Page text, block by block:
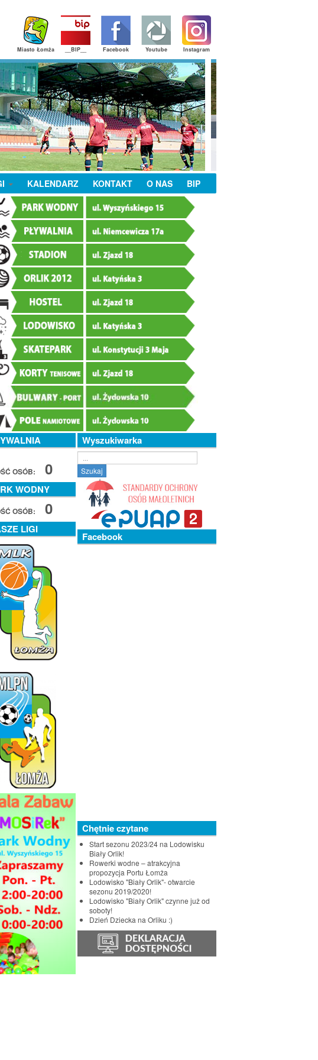
Instagram
Youtube
Facebook
__BIP__
Miasto Łomża
KALENDARZ KONTAKT O NAS BIP
OSÓB: 0
WODNY
OSÓB: 0
LIGI
Wyszukiwarka
Szukaj
Facebook
Chętnie czytane
Start sezonu 2023/24 na Lodowisku
Biały Orlik!
Rowerki wodne – atrakcyjna
propozycja Portu Łomża
Lodowisko "Biały Orlik"- otwarcie
sezonu 2019/2020!
Lodowisko "Biały Orlik" czynne już od
soboty!
Dzień Dziecka na Orliku :)